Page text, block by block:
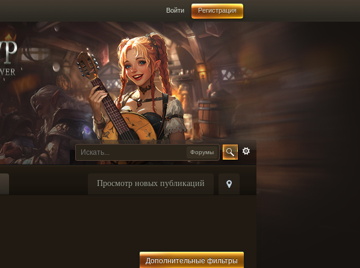
Войти Регистрация
Форумы
Просмотр новых публикаций
Дополнительные фильтры